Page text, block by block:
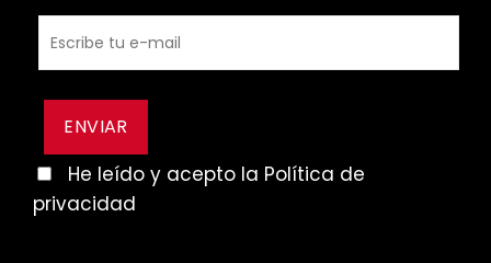
He leído y acepto la Política de
privacidad